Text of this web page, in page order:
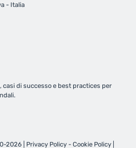
- Italia
casi di successo e best practices per
2026 | Privacy Policy - Cookie Policy